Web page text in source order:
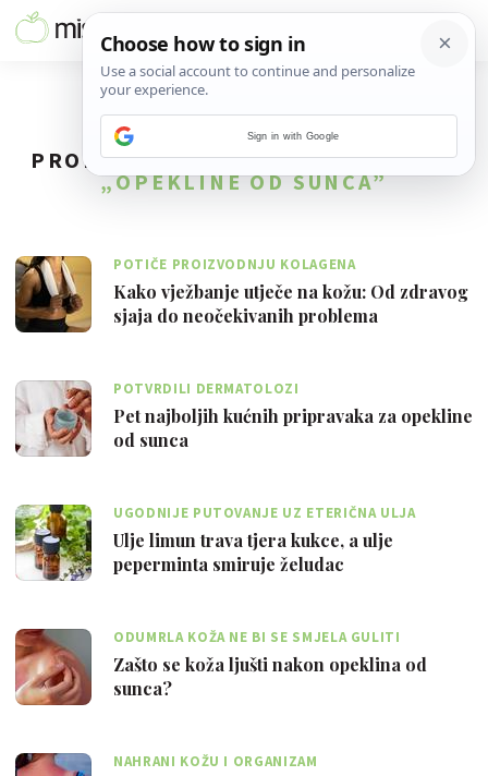
PRONAĐENO15REZULTATA ZA TAG
„OPEKLINE OD SUNCA”
POTIČE PROIZVODNJU KOLAGENA
Kako vježbanje utječe na kožu: Od zdravog
sjaja do neočekivanih problema
POTVRDILI DERMATOLOZI
Pet najboljih kućnih pripravaka za opekline
od sunca
UGODNIJE PUTOVANJE UZ ETERIČNA ULJA
Ulje limun trava tjera kukce, a ulje
peperminta smiruje želudac
ODUMRLA KOŽA NE BI SE SMJELA GULITI
Zašto se koža ljušti nakon opeklina od
sunca?
NAHRANI KOŽU I ORGANIZAM
Sign in with Google